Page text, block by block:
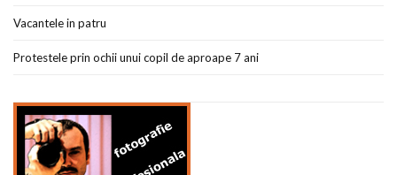
Vacantele in patru
Protestele prin ochii unui copil de aproape 7 ani